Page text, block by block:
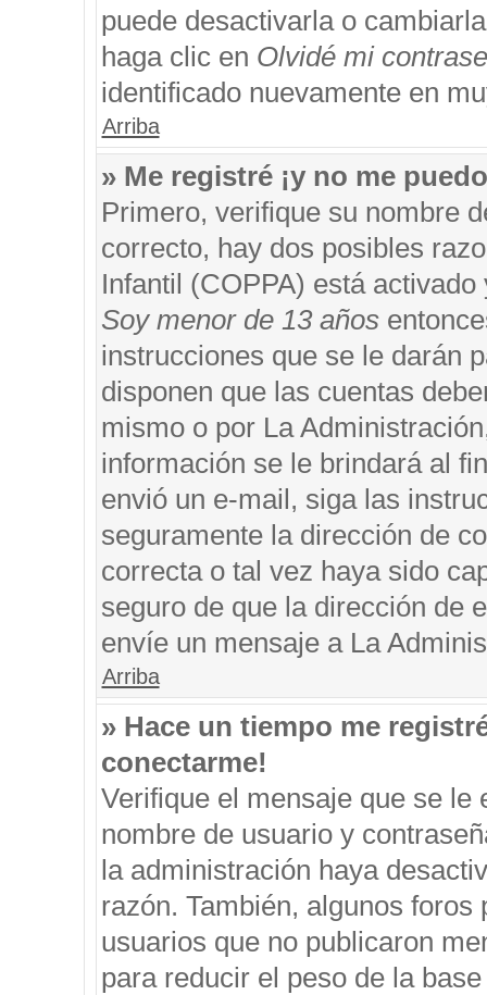
puede desactivarla o
haga clic en Olvidé mi
identificado nuevamente en
Arriba
» Me registré ¡y no me
Primero, verifique su nombre
correcto, hay dos posibles
Infantil (COPPA) está
Soy menor de 13 años
instrucciones que se le darán
disponen que las cuentas
mismo o por La
información se le brindará al
envió un e-mail, siga las
seguramente la dirección de
correcta o tal vez haya sido
seguro de que la dirección de
envíe un mensaje a La
Arriba
» Hace un tiempo me
conectarme!
Verifique el mensaje que se
nombre de usuario y
la administración haya
razón. También, algunos
usuarios que no publicaron
para reducir el peso de la